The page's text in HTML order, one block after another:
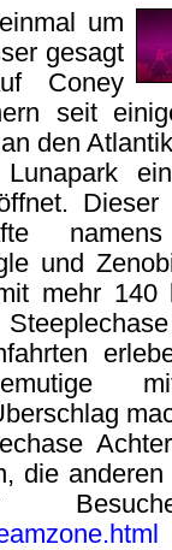
um
gesagt
Coney
seit
den
und
mehr
die